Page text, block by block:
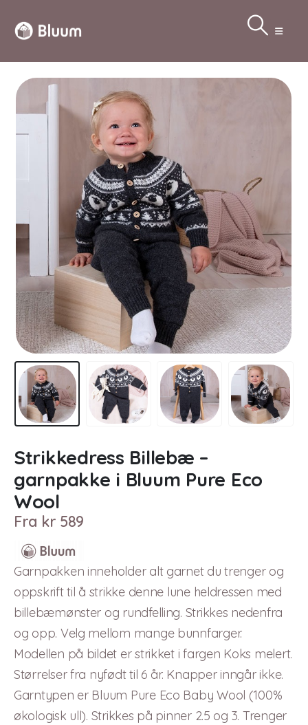
Strikkedress Billebæ –
garnpakke i Bluum Pure Eco
Wool
Fra kr 589
Garnpakken inneholder alt garnet du trenger og
oppskrift til å strikke denne lune heldressen med
billebæmønster og rundfelling. Strikkes nedenfra
og opp. Velg mellom mange bunnfarger.
Modellen på bildet er strikket i fargen Koks melert.
Størrelser fra nyfødt til 6 år. Knapper inngår ikke.
Garntypen er Bluum Pure Eco Baby Wool (100%
økologisk ull). Strikkes på pinner 2.5 og 3. Trenger